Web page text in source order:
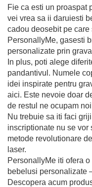
Fie ca esti un proaspat
vei vrea sa ii daruiesti
cadou deosebit pe
PersonallyMe, gasesti
personalizate prin
In plus, poti alege
pandantivul. Numele
idei inspirate pentru
aici. Este nevoie doar
de restul ne ocupam
Nu trebuie sa iti faci
inscriptionate nu se vor
metode revolutionare
laser.
PersonallyMe iti ofera
bebelusi personalizate
Descopera acum